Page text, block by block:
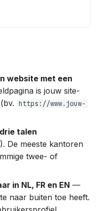
website met een
is jouw site-
(bv. https://www.jouw-
talen
De meeste kantoren
twee- of
in NL, FR en EN —
naar buiten toe heeft.